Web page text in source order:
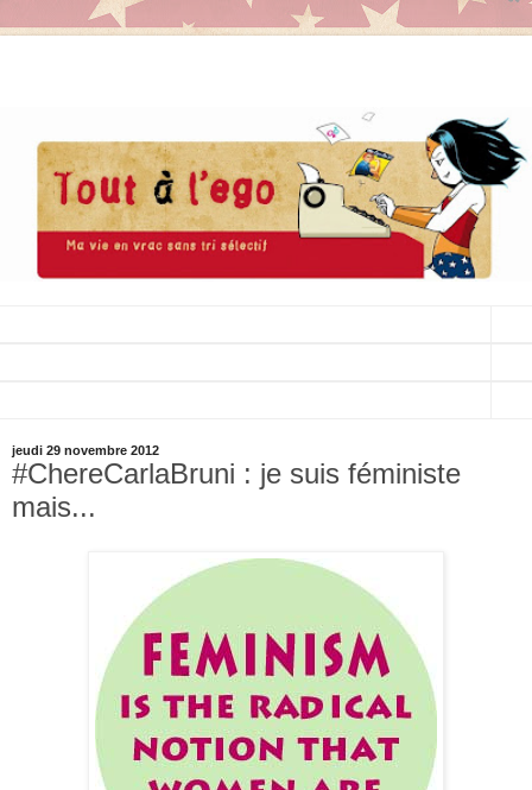
jeudi 29 novembre 2012
#ChereCarlaBruni : je suis féministe
mais...